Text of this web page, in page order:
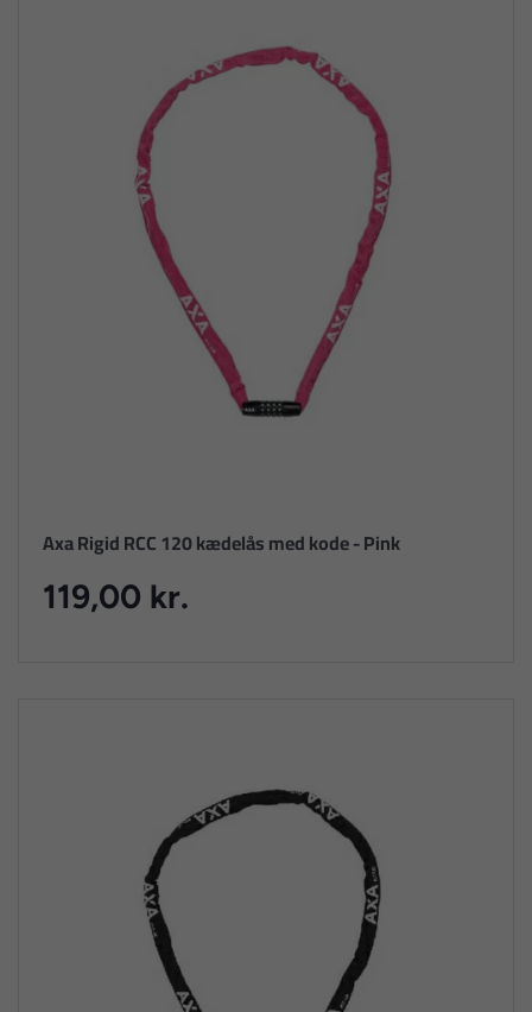
Axa Rigid RCC 120 kædelås med kode - Pink
119,00 kr.